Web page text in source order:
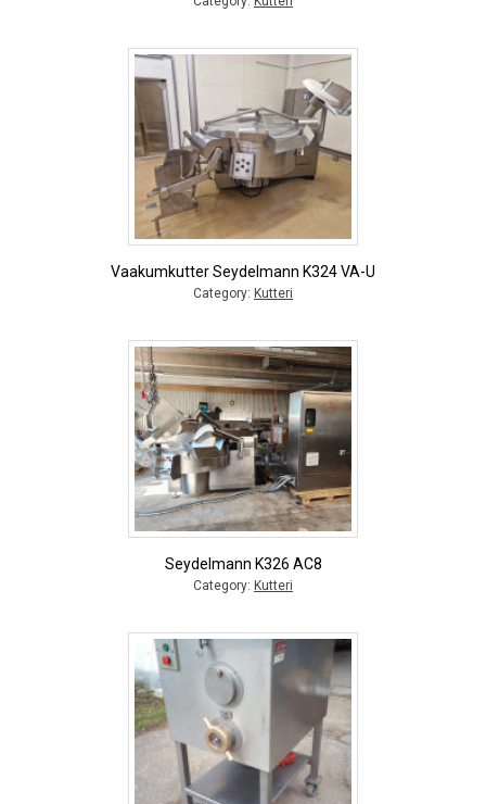
Vaakumkutter Seydelmann K324 VA-U
Category: Kutteri
Seydelmann K326 AC8
Category: Kutteri